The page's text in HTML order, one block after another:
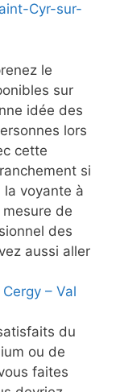
Cyr-sur-
le
sur
idée des
lors
cette
si
la voyante à
mesure de
des
aussi aller
– Val
du
ou de
faites